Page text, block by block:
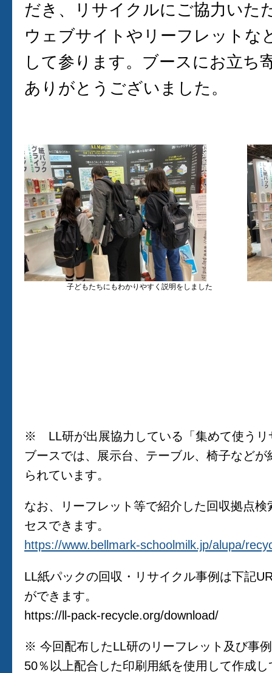
だき、リサイクルにご協力いた
ウェブサイトやリーフレットな
して参ります。ブースにお立ち
ありがとうございました。
子どもたちにもわかりやすく説明をしました
※ LL研が出展協力している「集めて使うリ
ブースでは、展示台、テーブル、椅子など
られています。
なお、リーフレット等で紹介した回収拠点
セスできます。
https://www.bellmark-schoolmilk.jp/alupa/
LL紙パックの回収・リサイクル事例は下記
ができます。
https://ll-pack-recycle.org/download/
※ 今回配布したLL研のリーフレット及び事
50％以上配合した印刷用紙を使用して作成